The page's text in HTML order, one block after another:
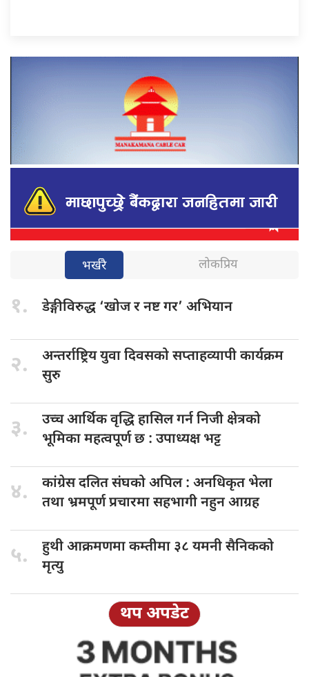
भर्खरै लोकप्रिय
१. डेङ्गीविरुद्ध ‘खोजर नष्ट गर’ अभियान
२. अन्तर्राष्ट्रिय युवादिवसको सप्ताहव्यापी कार्यक्रम
सुरु
३. उच्च आर्थिकवृद्धि हासिल गर्न निजी क्षेत्रको
भूमिका महत्वपूर्ण छ : उपाध्यक्ष भट्ट
४. कांग्रेस दलितसंघको अपिल : अनधिकृत भेला
तथा भ्रमपूर्ण प्रचारमा सहभागी नहुन आग्रह
५. हुथी आक्रमणमाकम्तीमा ३८ यमनी सैनिकको
मृत्यु
थप अपडेट